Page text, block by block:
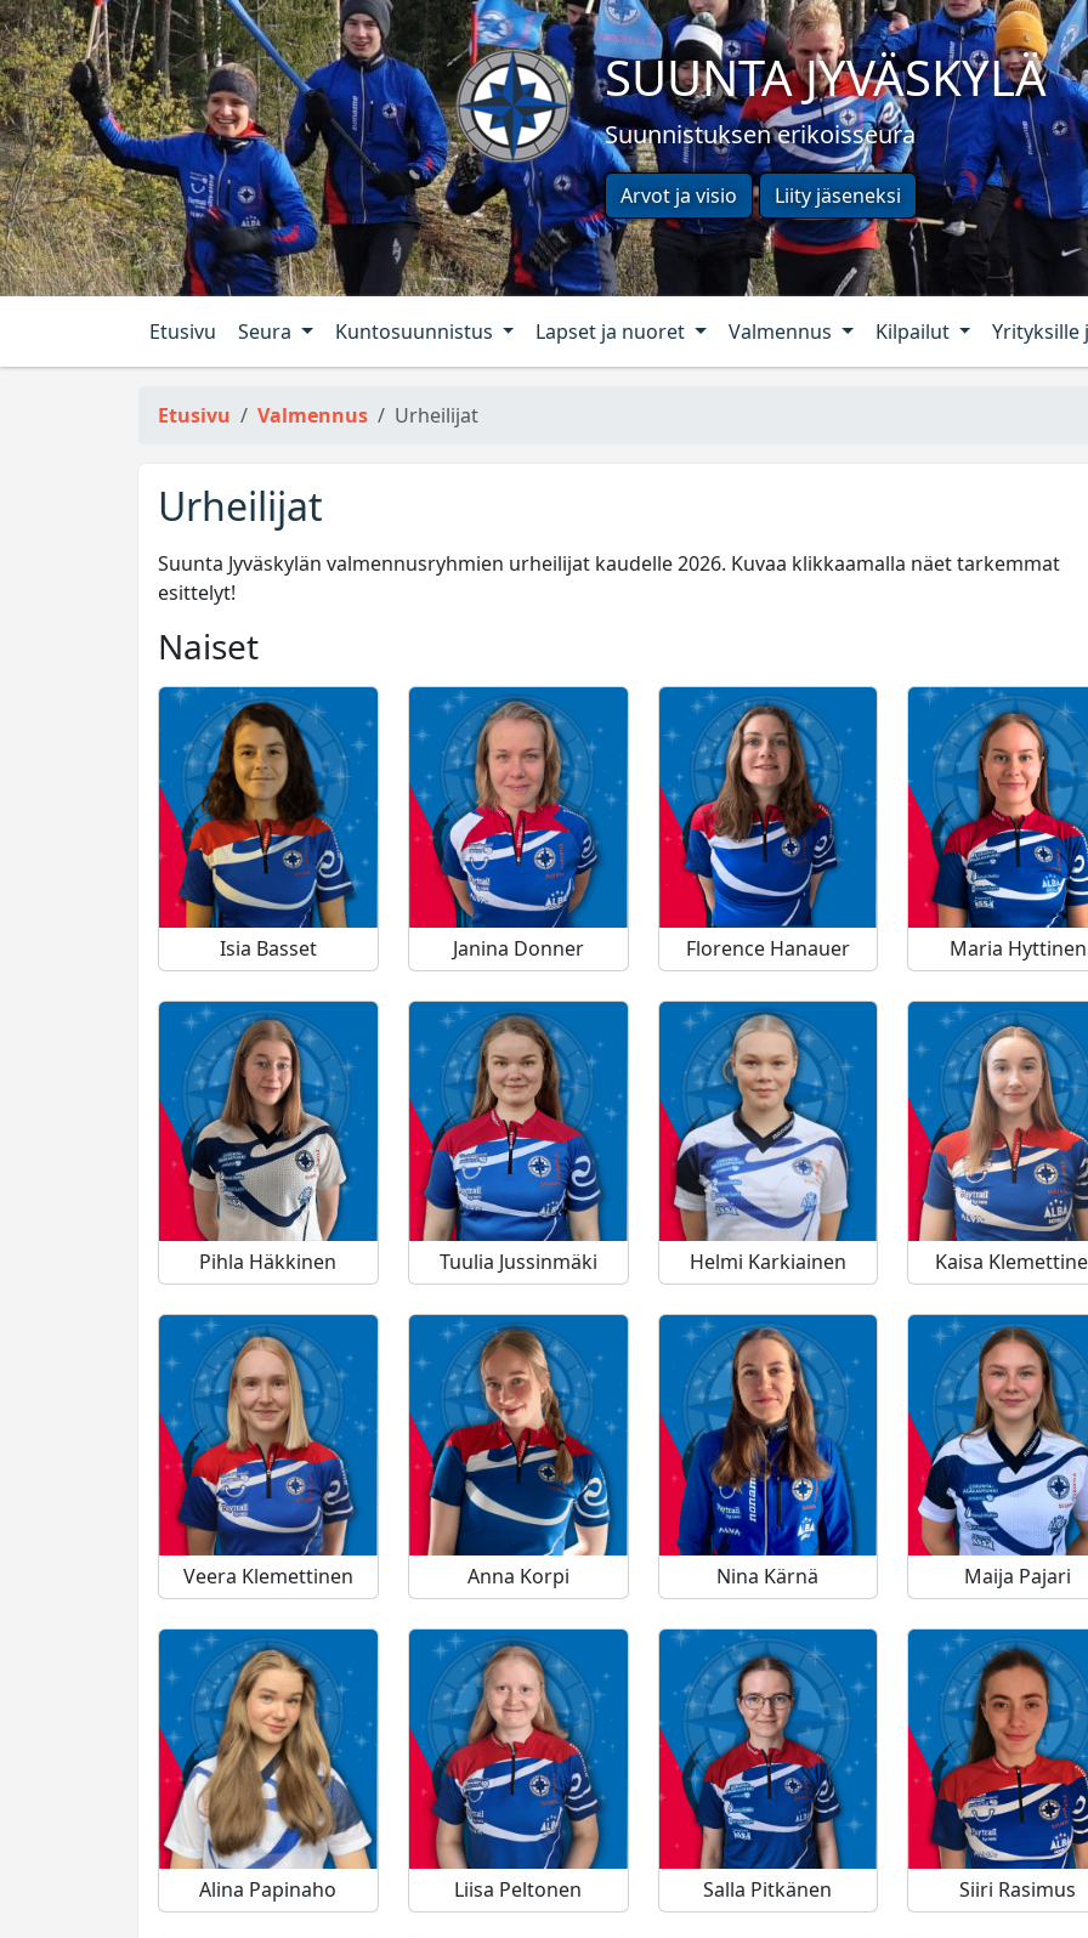
SUUNTA JYVÄSKYLÄ
Suunnistuksen erikoisseura
Arvot ja visio Liity jäseneksi
Etusivu Seura Kuntosuunnistus Lapset ja nuoret Valmennus Kilpailut Yrityksille
Etusivu Valmennus Urheilijat
Urheilijat
Suunta Jyväskylän valmennusryhmien urheilijat kaudelle 2026. Kuvaa klikkaamalla näet tarkemmat
esittelyt!
Naiset
Isia Basset Janina Donner Florence Hanauer Maria Hyttinen
Pihla Häkkinen Tuulia Jussinmäki Helmi Karkiainen Kaisa
Veera Klemettinen Anna Korpi Nina Kärnä Maija Pajari
Alina Papinaho Liisa Peltonen Salla Pitkänen Siiri Rasimus